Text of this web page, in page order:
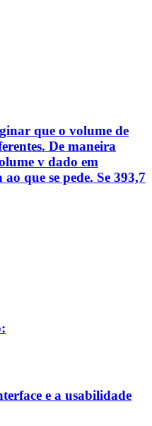
que o volume de
De maneira
v dado em
que se pede. Se 393,7
e a usabilidade